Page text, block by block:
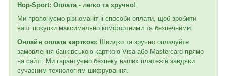
Hop-Sport: Оплата - легко та зручно!
Ми пропонуємо різноманітні способи оплати, щоб зробити
ваші покупки максимально комфортними та безпечними:
Онлайн оплата карткою: Швидко та зручно оплачуйте
замовлення банківською карткою Visa або Mastercard прямо
на сайті. Ми гарантуємо безпеку ваших платежів завдяки
сучасним технологіям шифрування.